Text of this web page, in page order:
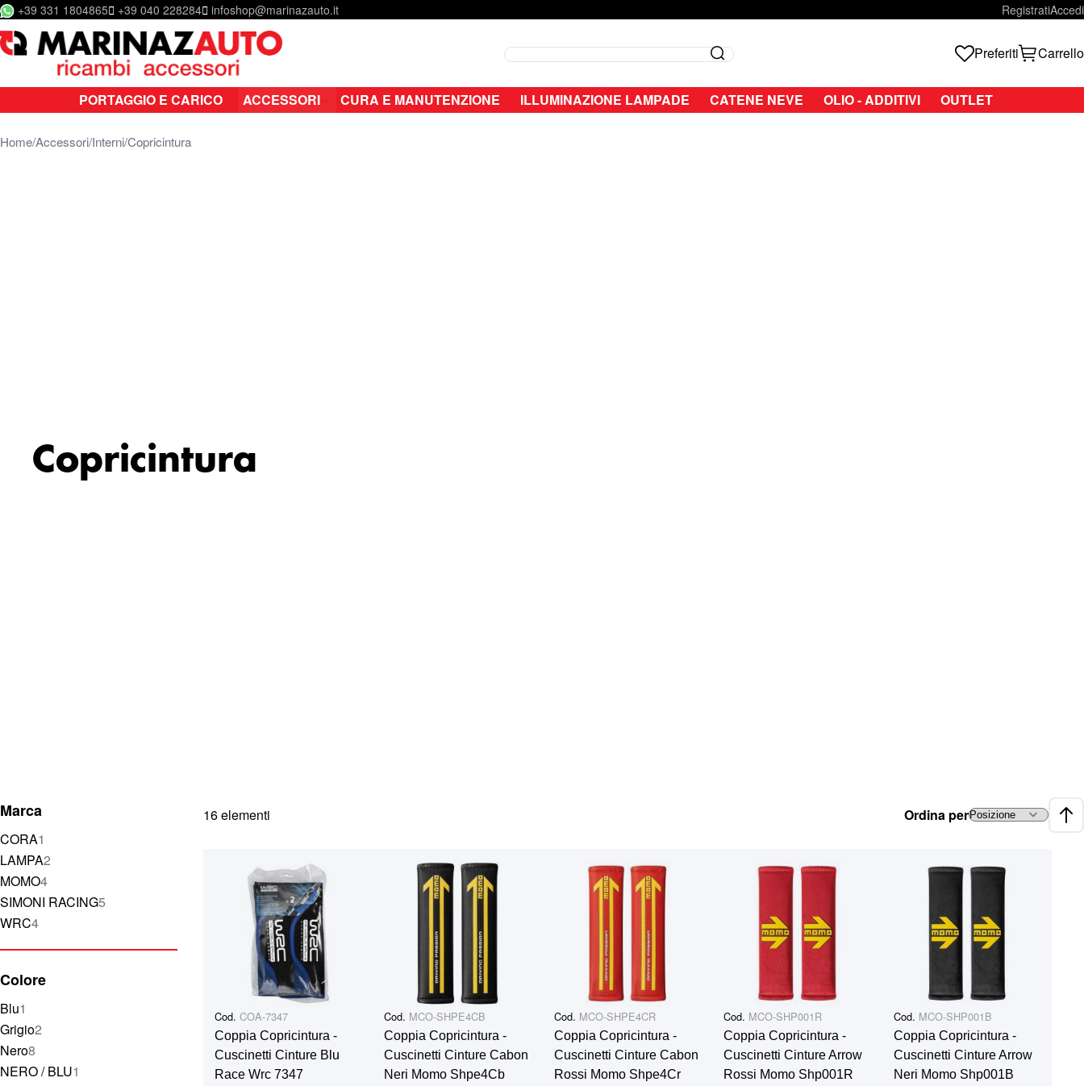
Salta al contenuto
+39 331 1804865 +39 040 228284 infoshop@marinazauto.it RegistratiAccedi
Search Search Preferiti Carrello
PORTAGGIO E CARICO ACCESSORI CURA E MANUTENZIONE ILLUMINAZIONE LAMPADE CATENE NEVE OLIO - ADDITIVI OUTLET
HomeAccessori InterniCopricintura
Copricintura
Marca
CORA1
elemento
LAMPA2
elementi
MOMO4
elementi
SIMONI RACING5
elementi
WRC4
elementi
Colore
Blu1
elemento
Grigio2
elementi
Nero8
elementi
NERO / BLU1
elemento
16elementi
Ordina per
Cod. COA-7347
Coppia Copricintura -
Cuscinetti Cinture Blu
Race Wrc 7347
Cod. MCO-SHPE4CB
Coppia Copricintura -
Cuscinetti Cinture Cabon
Neri Momo Shpe4Cb
Cod. MCO-SHPE4CR
Coppia Copricintura -
Cuscinetti Cinture Cabon
Rossi Momo Shpe4Cr
Cod. MCO-SHP001R
Coppia Copricintura -
Cuscinetti Cinture Arrow
Rossi Momo Shp001R
Cod. MCO-SHP001B
Coppia Copricintura -
Cuscinetti Cinture Arrow
Neri Momo Shp001B